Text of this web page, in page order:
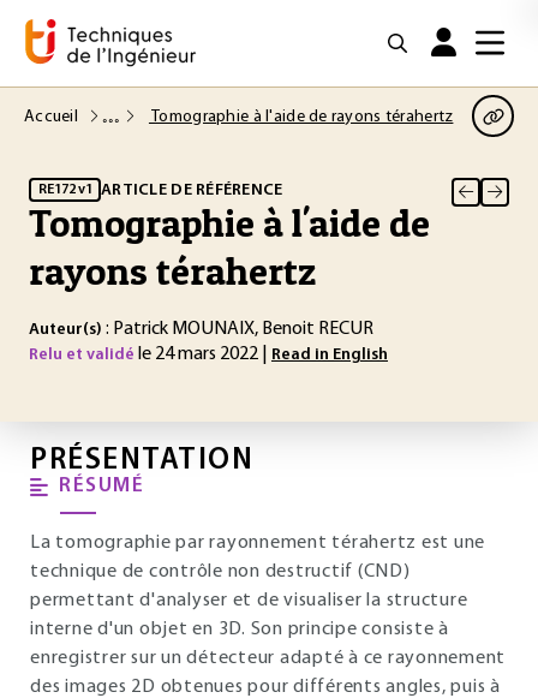
Accueil Tomographie à l'aide de rayons térahertz
RE172 v1 ARTICLE DE RÉFÉRENCE
Tomographie à l'aide de
rayons térahertz
Auteur(s) : Patrick MOUNAIX, Benoit RECUR
Relu et validé le 24 mars 2022 | Read in English
PRÉSENTATION
RÉSUMÉ
La tomographie par rayonnement térahertz est une
technique de contrôle non destructif (CND)
permettant d'analyser et de visualiser la structure
interne d'un objet en 3D. Son principe consiste à
enregistrer sur un détecteur adapté à ce rayonnement
des images 2D obtenues pour différents angles, puis à